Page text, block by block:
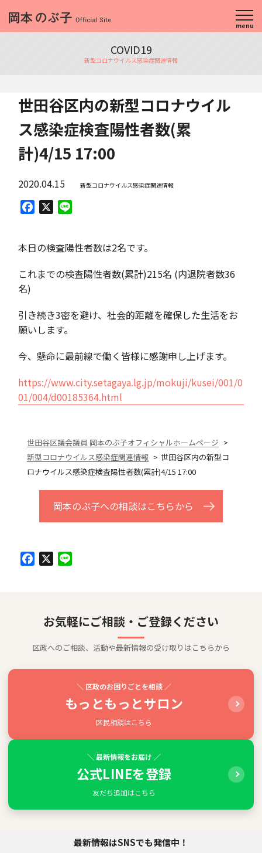
menu
COVID19
新型コロナウイルス感染症関連情報
世田谷区内の新型コロナウイル
ス感染症検査陽性者数(累
計)4/15 17:00
2020.04.15 新型コロナウイルス感染症関連情報
Facebook
本日の検査陽性者数は2名です。
これまでの検査陽性者数(累計)215名 (内退院者数36
名)
引き続き3密を避け、社会的距離を確保した生活をお
願いします。
今、懸命に最前線で働く皆様に感謝申し上げます。
https://www.city.setagaya.lg.jp/mokuji/kusei/001/0
01/004/d00185364.html
世田谷区議会議員 岡本のぶ子オフィシャルホームページ
新型コロナウイルス感染症関連情報
世田谷区内の新型コ
ロナウイルス感染症検査陽性者数(累計)4/15 17:00
岡本のぶ子への相談はこちらから
Facebook
お気軽にご相談・ご登録ください
区政へのご相談、活動や最新情報の受け取りはこちらから
＼ 区政のお困りごとを相談 ／
もっともっとサロン
区民相談はこちら
＼ 最新情報をお届け ／
公式LINEを登録
友だち追加はこちら
最新情報はSNSでも発信中！